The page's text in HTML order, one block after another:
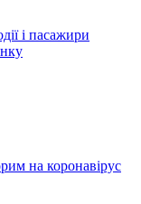
і пасажири
на коронавірус